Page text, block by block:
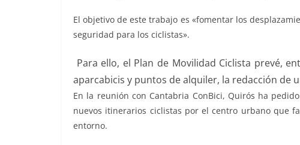
El objetivo de este trabajo es «fomentar los
seguridad para los ciclistas».
Para ello, el Plan de Movilidad Ciclista prevé,
aparcabicis y puntos de alquiler, la redacción de
En la reunión con Cantabria ConBici, Quirós ha
nuevos itinerarios ciclistas por el centro urbano que
entorno.